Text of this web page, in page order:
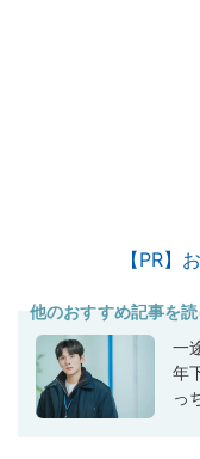
【PR】
他のおすすめ記事を
一
年
っ